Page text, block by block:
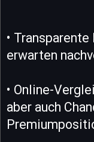
•
erwarten
• Online-
aber auch